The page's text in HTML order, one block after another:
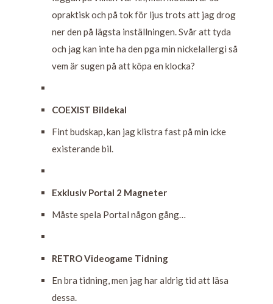
opraktisk och på tok för ljus trots att jag drog
ner den på lägsta inställningen. Svår att tyda
och jag kan inte ha den pga min nickelallergi så
vem är sugen på att köpa en klocka?
COEXIST Bildekal
Fint budskap, kan jag klistra fast på min icke
existerande bil.
Exklusiv Portal 2 Magneter
Måste spela Portal någon gång…
RETRO Videogame Tidning
En bra tidning, men jag har aldrig tid att läsa
dessa.